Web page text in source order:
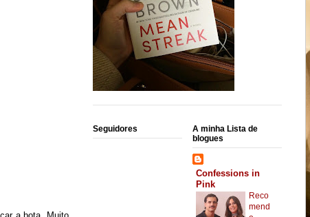
Seguidores
A minha Lista de
blogues
Confessions in
Pink
Reco
mend